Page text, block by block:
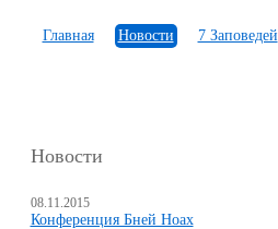
Главная Новости 7 Заповедей
Новости
08.11.2015
Конференция Бней Ноах